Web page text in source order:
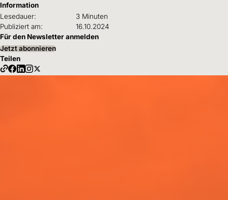
Information
Lesedauer:
3 Minuten
Publiziert am:
16.10.2024
Für den Newsletter anmelden
Jetzt abonnieren
Teilen